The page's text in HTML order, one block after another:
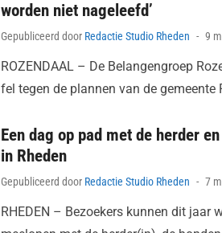
worden niet nageleefd’
Gepubliceerd door Redactie Studio Rheden 9
ROZENDAAL – De Belangengroep
fel tegen de plannen van de gemeente
Een dag op pad met de herder
in Rheden
Gepubliceerd door Redactie Studio Rheden 7
RHEDEN – Bezoekers kunnen dit jaar